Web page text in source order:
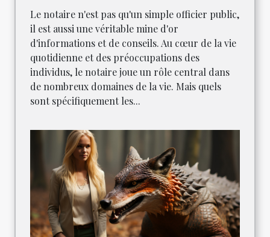
Le notaire n'est pas qu'un simple officier public,
il est aussi une véritable mine d'or
d'informations et de conseils. Au cœur de la vie
quotidienne et des préoccupations des
individus, le notaire joue un rôle central dans
de nombreux domaines de la vie. Mais quels
sont spécifiquement les...